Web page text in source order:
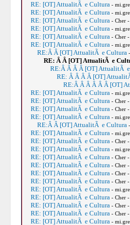
RE: [OT] AttualitÃ e Cultura -
RE: [OT] AttualitÃ e Cultura -
RE: [OT] AttualitÃ e Cultura - Cher
RE: [OT] AttualitÃ e Cultura -
RE: [OT] AttualitÃ e Cultura - Cher
RE: [OT] AttualitÃ e Cultura -
RE:Â Â [OT] AttualitÃ e Cultura
RE: Â Â [OT] AttualitÃ e
RE:Â Â Â Â [OT] AttualitÃ
RE: Â Â Â Â [OT]
RE:Â Â Â Â Â Â [OT]
RE: [OT] AttualitÃ e Cultura -
RE: [OT] AttualitÃ e Cultura - Cher
RE: [OT] AttualitÃ e Cultura - Cher
RE: [OT] AttualitÃ e Cultura -
RE:Â Â [OT] AttualitÃ e Cultura
RE: [OT] AttualitÃ e Cultura -
RE: [OT] AttualitÃ e Cultura - Cher
RE: [OT] AttualitÃ e Cultura -
RE: [OT] AttualitÃ e Cultura - Cher
RE: [OT] AttualitÃ e Cultura - Cher
RE: [OT] AttualitÃ e Cultura - Cher
RE: [OT] AttualitÃ e Cultura - Cher
RE: [OT] AttualitÃ e Cultura -
RE: [OT] AttualitÃ e Cultura - Cher
RE: [OT] AttualitÃ e Cultura - Cher
RE: [OT] AttualitÃ e Cultura - Cher
RE: [OT] AttualitÃ e Cultura -